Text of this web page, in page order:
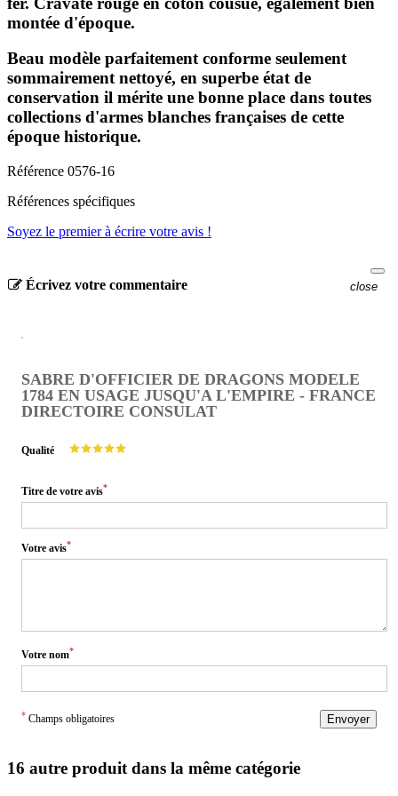
montée d'époque.
Beau modèle parfaitement conforme seulement
sommairement nettoyé, en superbe état de
conservation il mérite une bonne place dans toutes
collections d'armes blanches françaises de cette
époque historique.
Référence 0576-16
Références spécifiques
Soyez le premier à écrire votre avis !
Écrivez votre commentaire close
SABRE D'OFFICIER DE DRAGONS MODELE
1784 EN USAGE JUSQU'A L'EMPIRE - FRANCE
DIRECTOIRE CONSULAT
Qualité
Titre de votre avis*
Votre avis*
Votre nom*
* Champs obligatoires Envoyer
16 autre produit dans la même catégorie